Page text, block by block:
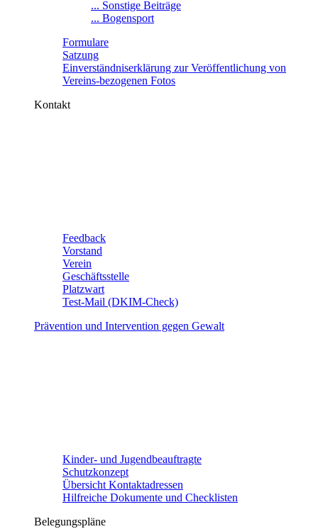
... Sonstige Beiträge
... Bogensport
Formulare
Satzung
Einverständniserklärung zur Veröffentlichung von
Vereins-bezogenen Fotos
Kontakt
Feedback
Vorstand
Verein
Geschäftsstelle
Platzwart
Test-Mail (DKIM-Check)
Prävention und Intervention gegen Gewalt
Kinder- und Jugendbeauftragte
Schutzkonzept
Übersicht Kontaktadressen
Hilfreiche Dokumente und Checklisten
Belegungspläne